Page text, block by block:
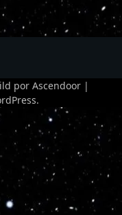
por Ascendoor |
.